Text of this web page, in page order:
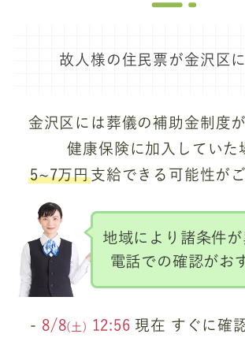
故人様の住民票が金沢区
金沢区には葬儀の補助金制度
健康保険に加入していた
5~7万円支給できる可能性が
地域により諸条件
電話での確認がお
- 8/8(土) 12:56 現在 すぐに確